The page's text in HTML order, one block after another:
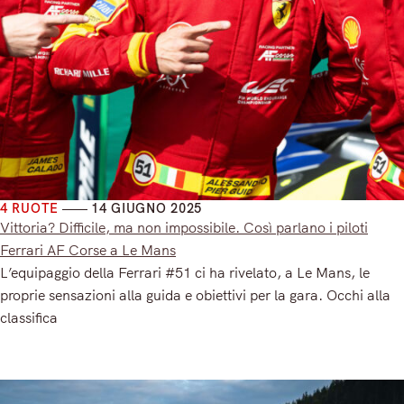
4 RUOTE 14 GIUGNO 2025
Vittoria? Difficile, ma non impossibile. Così parlano i piloti
Ferrari AF Corse a Le Mans
L’equipaggio della Ferrari #51 ci ha rivelato, a Le Mans, le
proprie sensazioni alla guida e obiettivi per la gara. Occhi alla
classifica